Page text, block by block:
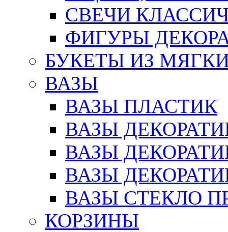
СВЕЧИ
ФИГУРЫ
БУКЕТЫ ИЗ
ВАЗЫ
ВАЗЫ ПЛАСТИК
ВАЗЫ
ВАЗЫ
ВАЗЫ
ВАЗЫ СТЕКЛО
КОРЗИНЫ